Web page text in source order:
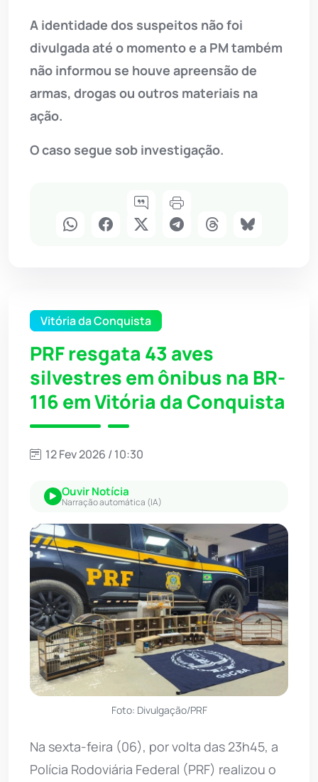
A identidade dos suspeitos não foi
divulgada até o momento e a PM também
não informou se houve apreensão de
armas, drogas ou outros materiais na
ação.
O caso segue sob investigação.
Vitória da Conquista
PRF resgata 43 aves
silvestres em ônibus na BR-
116 em Vitória da Conquista
12 Fev 2026 / 10:30
Ouvir Notícia
Narração automática (IA)
Foto: Divulgação/PRF
Na sexta-feira (06), por volta das 23h45, a
Polícia Rodoviária Federal (PRF) realizou o